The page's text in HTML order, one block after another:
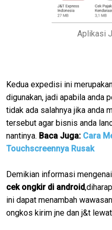
Aplikasi
Kedua expedisi ini
digunakan, jadi apabila anda
tidak ada salahnya jika anda
tersebut agar bisnis anda
nantinya. Baca Juga: Cara
Touchscreennya Rusak
Demikian informasi mengenai
cek ongkir di android
ini dapat menambah
ongkos kirim jne dan j&t